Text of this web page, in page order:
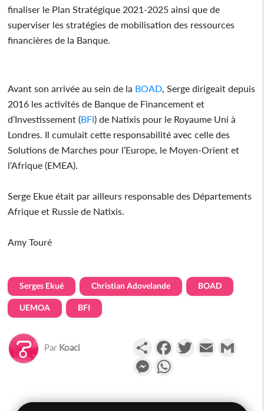
finaliser le Plan Stratégique 2021-2025 ainsi que de
superviser les stratégies de mobilisation des ressources
financières de la Banque.
Avant son arrivée au sein de la BOAD, Serge dirigeait depuis
2016 les activités de Banque de Financement et
d’Investissement (BFI) de Natixis pour le Royaume Uni à
Londres. Il cumulait cette responsabilité avec celle des
Solutions de Marches pour l’Europe, le Moyen-Orient et
l’Afrique (EMEA).
Serge Ekue était par ailleurs responsable des Départements
Afrique et Russie de Natixis.
Amy Touré
Serges Ekué Christian Adovelande BOAD
UEMOA BFI
Par Koaci PartagerFacebookTwitterEmail
Messenger